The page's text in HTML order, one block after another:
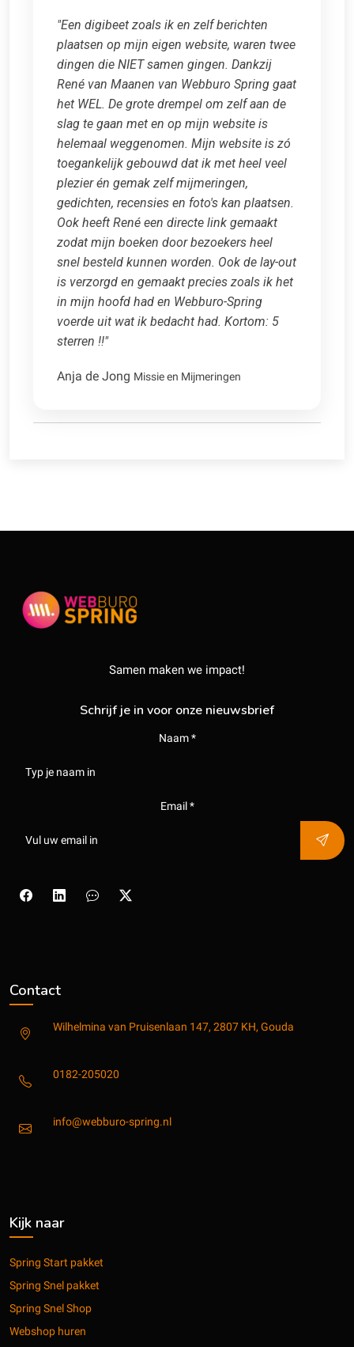
"Een digibeet zoals ik en zelf berichten
plaatsen op mijn eigen website, waren twee
dingen die NIET samen gingen. Dankzij
René van Maanen van Webburo Spring gaat
het WEL. De grote drempel om zelf aan de
slag te gaan met en op mijn website is
helemaal weggenomen. Mijn website is zó
toegankelijk gebouwd dat ik met heel veel
plezier én gemak zelf mijmeringen,
gedichten, recensies en foto's kan plaatsen.
Ook heeft René een directe link gemaakt
zodat mijn boeken door bezoekers heel
snel besteld kunnen worden. Ook de lay-out
is verzorgd en gemaakt precies zoals ik het
in mijn hoofd had en Webburo-Spring
voerde uit wat ik bedacht had. Kortom: 5
sterren !!"
Anja de Jong Missie en Mijmeringen
Samen maken we impact!
Schrijf je in voor onze nieuwsbrief
Naam *
Email *
Contact
Wilhelmina van Pruisenlaan 147, 2807 KH, Gouda
0182-205020
info@webburo-spring.nl
Kijk naar
Spring Start pakket
Spring Snel pakket
Spring Snel Shop
Webshop huren